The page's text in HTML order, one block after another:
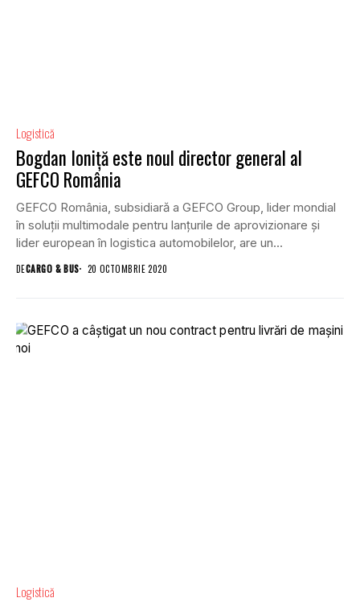
Logistică
Bogdan Ioniță este noul director general al
GEFCO România
GEFCO România, subsidiară a GEFCO Group, lider mondial
în soluții multimodale pentru lanțurile de aprovizionare și
lider european în logistica automobilelor, are un...
DECARGO & BUS 20 OCTOMBRIE 2020
Logistică